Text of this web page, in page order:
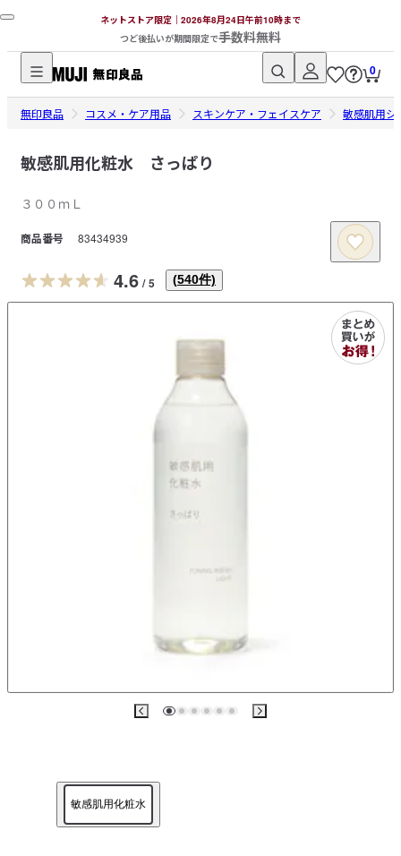
ネットストア限定｜2026年8月24日午前10時まで
つど後払いが期間限定で手数料無料
無
印
品
ッ
ス
ト
0
無印良品 コスメ・ケア用品 スキンケア・フェイスケア 敏感肌用シ
敏感肌用化粧水 さっぱり
３００ｍＬ
商品番号 83434939
4.6 / 5 (540件)
敏感肌用化粧水